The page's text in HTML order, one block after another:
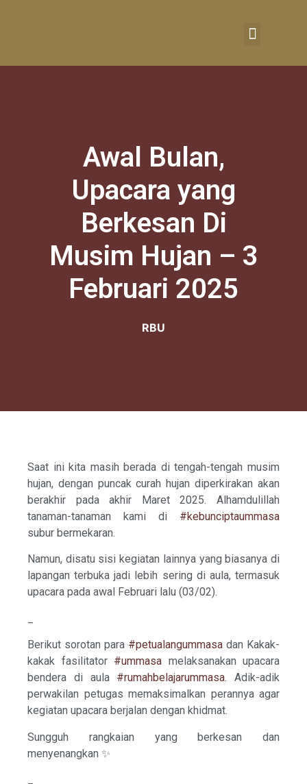
Awal Bulan,
Upacara yang
Berkesan Di
Musim Hujan – 3
Februari 2025
RBU
Saat ini kita masih berada di tengah-tengah musim
hujan, dengan puncak curah hujan diperkirakan akan
berakhir pada akhir Maret 2025. Alhamdulillah
tanaman-tanaman kami di #kebunciptaummasa
subur bermekaran.
Namun, disatu sisi kegiatan lainnya yang biasanya di
lapangan terbuka jadi lebih sering di aula, termasuk
upacara pada awal Februari lalu (03/02).
Berikut sorotan para #petualangummasa dan Kakak-
kakak fasilitator #ummasa melaksanakan upacara
bendera di aula #rumahbelajarummasa. Adik-adik
perwakilan petugas memaksimalkan perannya agar
kegiatan upacara berjalan dengan khidmat.
Sungguh rangkaian yang berkesan dan
menyenangkan ✨